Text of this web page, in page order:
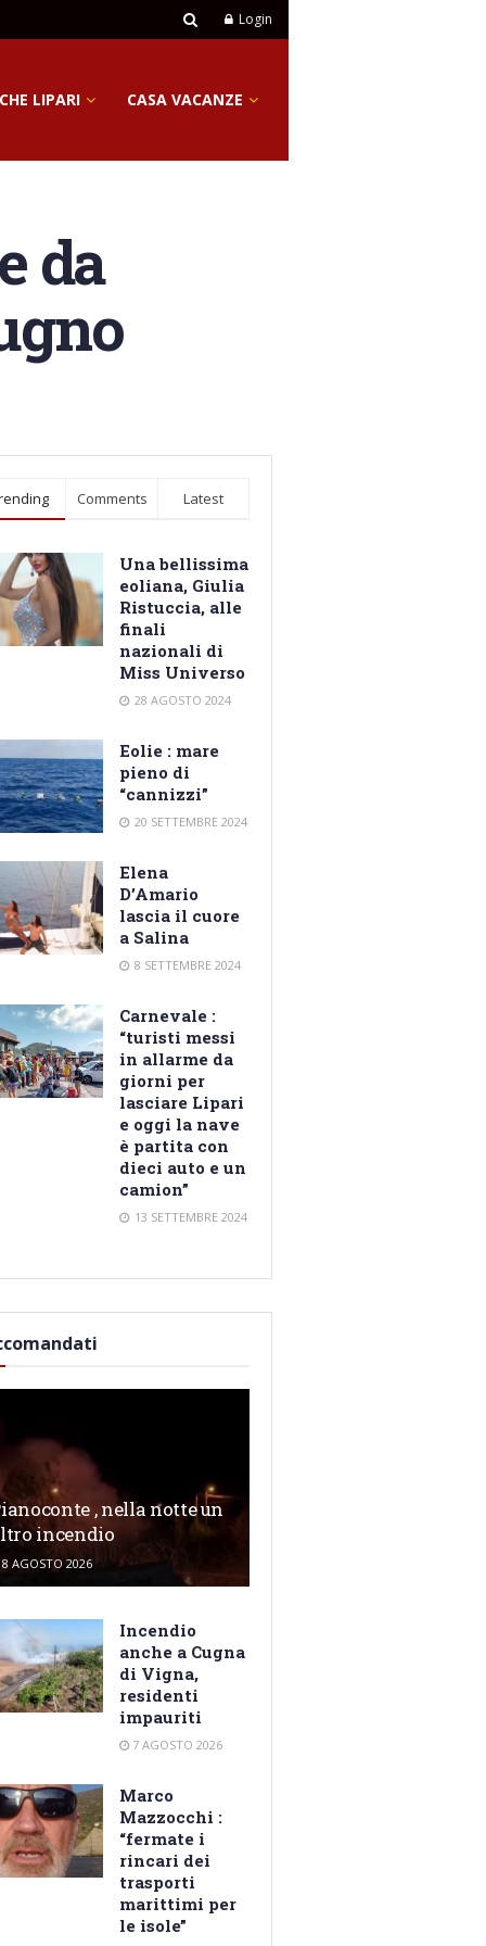
Login
LIPARI CASA VACANZE
da
Comments Latest
Una bellissima
eoliana, Giulia
Ristuccia, alle
finali
nazionali di
Miss Universo
28 AGOSTO 2024
Eolie : mare
pieno di
“cannizzi”
20 SETTEMBRE 2024
Elena
D’Amario
lascia il cuore
a Salina
8 SETTEMBRE 2024
Carnevale :
“turisti messi
in allarme da
giorni per
lasciare Lipari
e oggi la nave
è partita con
dieci auto e un
camion”
13 SETTEMBRE 2024
, nella notte un
incendio
8 AGOSTO 2026
Incendio
anche a Cugna
di Vigna,
residenti
impauriti
7 AGOSTO 2026
Marco
Mazzocchi :
“fermate i
rincari dei
trasporti
marittimi per
le isole”